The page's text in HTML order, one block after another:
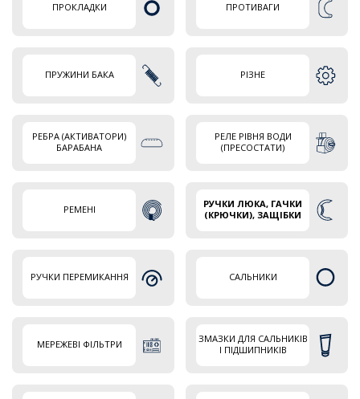
ПРОКЛАДКИ ПРОТИВАГИ
ПРУЖИНИ БАКА РІЗНЕ
РЕБРА (АКТИВАТОРИ)
БАРАБАНА
РЕЛЕ РІВНЯ ВОДИ
(ПРЕСОСТАТИ)
РЕМЕНІ
РУЧКИ ЛЮКА, ГАЧКИ
(КРЮЧКИ), ЗАЩІБКИ
РУЧКИ ПЕРЕМИКАННЯ САЛЬНИКИ
МЕРЕЖЕВІ ФІЛЬТРИ
ЗМАЗКИ ДЛЯ САЛЬНИКІВ
І ПІДШИПНИКІВ